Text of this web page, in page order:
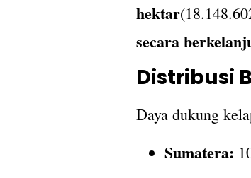
hektar
secara
Distribusi
Daya dukung
Sumatera: